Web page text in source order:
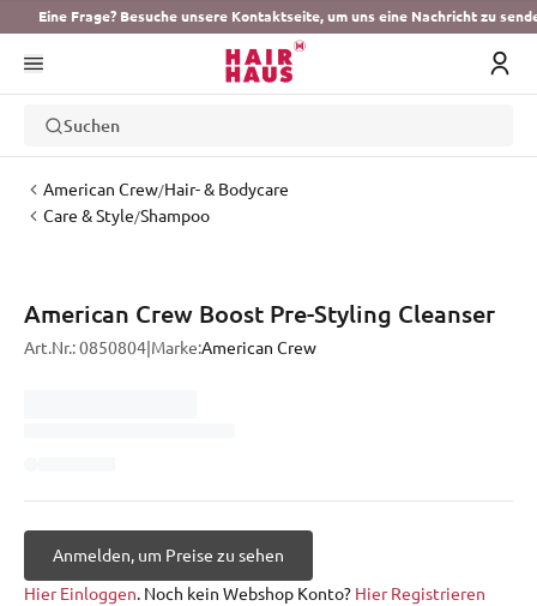
Eine Frage? Besuche unsere Kontaktseite, um uns eine Nachricht zu
Suchen
American Crew/Hair- & Bodycare
Care & Style/Shampoo
American Crew Boost Pre-Styling Cleanser
Art.Nr.:0850804 Marke:American Crew
Anmelden, um Preise zu sehen
Hier Einloggen. Noch kein Webshop Konto? Hier Registrieren